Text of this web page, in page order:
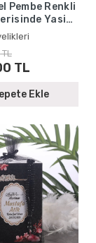
Pembe Renkli
Yasin
- Mevlüt
TL
Ekle